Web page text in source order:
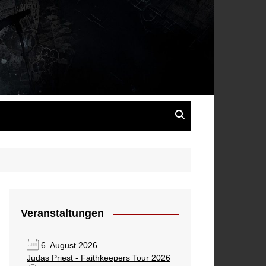
Veranstaltungen
6. August 2026
Judas Priest - Faithkeepers Tour 2026